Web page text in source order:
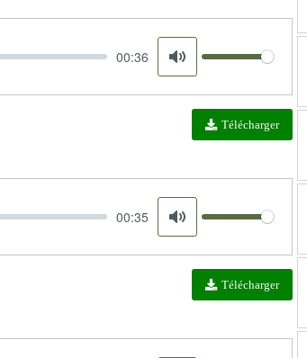
00:36
Mute
Volume
Télécharger
00:35
Mute
Volume
Télécharger